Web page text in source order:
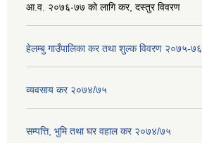
आ.व. २०७६-७७ को लागि कर, दस्तुर विवरण
हेलम्बु गाउँपालिका कर तथा शुल्क विवरण २०७५-७६
व्यवसाय कर २०७४/७५
सम्पत्ति, भुमि तथा घर वहाल कर २०७४/७५